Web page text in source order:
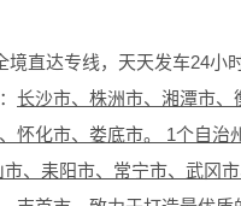
境直达专线，天天发车24小
长沙市、株洲市、湘潭市、
怀化市、娄底市。 1个自治
、耒阳市、常宁市、武冈